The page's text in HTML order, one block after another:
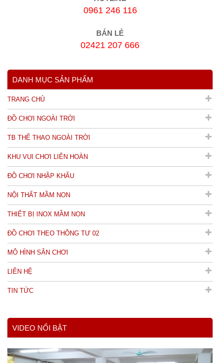
0961 246 116
BÁN LẺ
02421 207 666
DANH MỤC SẢN PHẨM
TRANG CHỦ
ĐỒ CHƠI NGOÀI TRỜI
TB THỂ THAO NGOÀI TRỜI
KHU VUI CHƠI LIÊN HOÀN
ĐỒ CHƠI NHẬP KHẨU
NỘI THẤT MẦM NON
THIẾT BỊ INOX MẦM NON
ĐỒ CHƠI THEO THÔNG TƯ 02
MÔ HÌNH SÂN CHƠI
LIÊN HỆ
TIN TỨC
VIDEO NỔI BẬT